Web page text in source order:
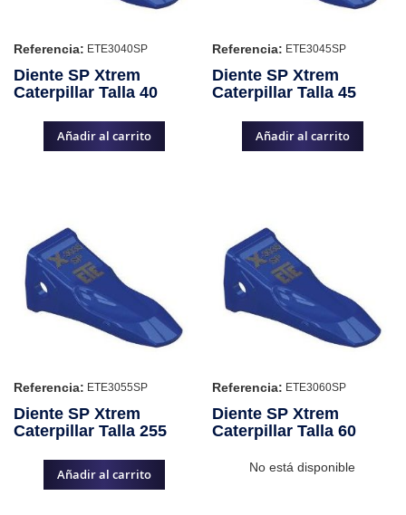
Referencia: ETE3040SP
Diente SP Xtrem
Caterpillar Talla 40
Añadir al carrito
Referencia: ETE3045SP
Diente SP Xtrem
Caterpillar Talla 45
Añadir al carrito
Referencia: ETE3055SP
Diente SP Xtrem
Caterpillar Talla 255
Añadir al carrito
Referencia: ETE3060SP
Diente SP Xtrem
Caterpillar Talla 60
No está disponible